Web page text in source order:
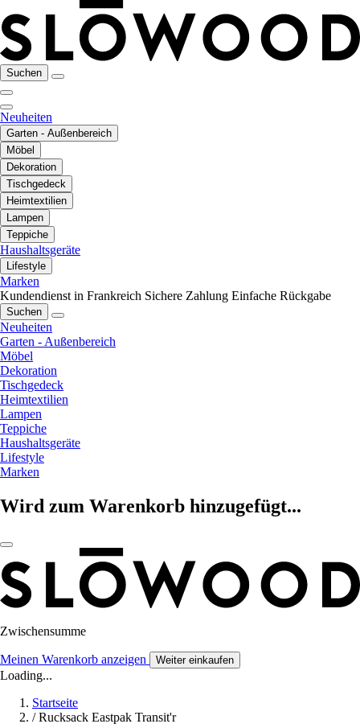
Suchen
Neuheiten
Garten - Außenbereich
Möbel
Dekoration
Tischgedeck
Heimtextilien
Lampen
Teppiche
Haushaltsgeräte
Lifestyle
Marken
Kundendienst in Frankreich Sichere Zahlung Einfache Rückgabe
Suchen
Neuheiten
Garten - Außenbereich
Möbel
Dekoration
Tischgedeck
Heimtextilien
Lampen
Teppiche
Haushaltsgeräte
Lifestyle
Marken
Wird zum Warenkorb hinzugefügt...
Zwischensumme
Meinen Warenkorb anzeigen Weiter einkaufen
Loading...
Startseite
/ Rucksack Eastpak Transit'r